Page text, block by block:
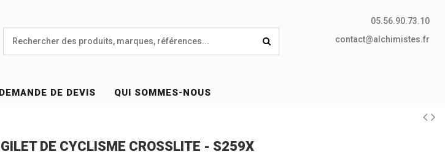
05.56.90.73.10
contact@alchimistes.fr
DEMANDE DE DEVIS QUI SOMMES-NOUS
GILET DE CYCLISME CROSSLITE - S259X